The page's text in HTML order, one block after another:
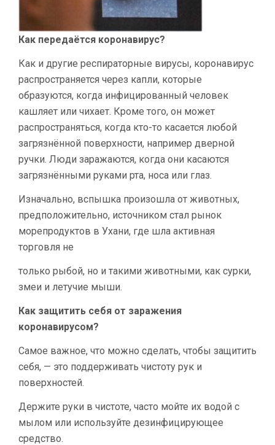
Как передаётся коронавирус?
Как и другие респираторные вирусы, коронавирус
распространяется через капли, которые
образуются, когда инфицированный человек
кашляет или чихает. Кроме того, он может
распространяться, когда кто-то касается любой
загрязнённой поверхности, например дверной
ручки. Люди заражаются, когда они касаются
загрязнёнными руками рта, носа или глаз.
Изначально, вспышка произошла от животных,
предположительно, источником стал рынок
морепродуктов в Ухани, где шла активная
торговля не
только рыбой, но и такими животными, как сурки,
змеи и летучие мыши.
Как защитить себя от заражения
коронавирусом?
Самое важное, что можно сделать, чтобы защитить
себя, — это поддерживать чистоту рук и
поверхностей.
Держите руки в чистоте, часто мойте их водой с
мылом или используйте дезинфицирующее
средство.